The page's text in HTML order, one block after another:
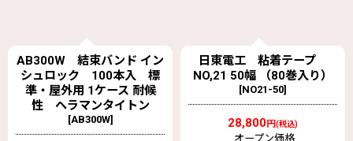
日東電工 粘着テープ
NO,21 50幅 （80巻入り）
[NO21-50]
28,800円(税込)
オープン価格
LTSV-20PUV 高耐候ライト
チューブ 【イノアック】
LTSV-20PUV
2,600円(税込)
オープン価格